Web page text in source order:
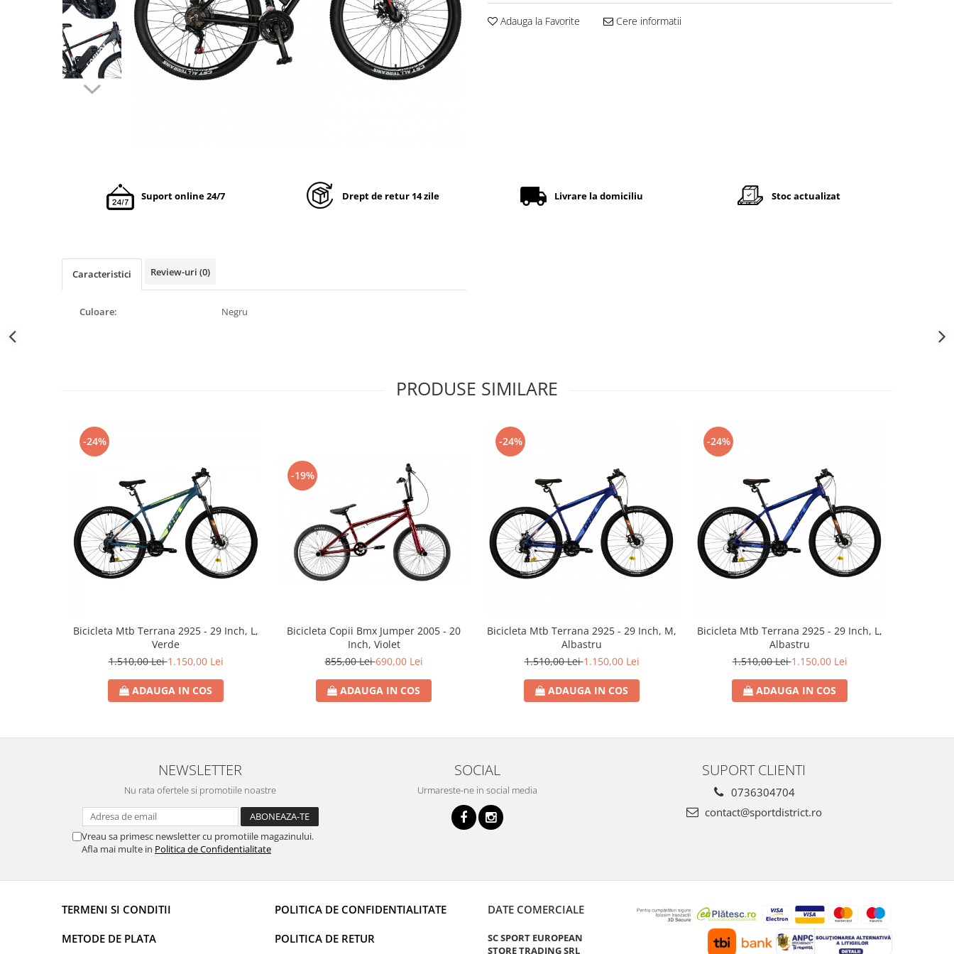
Adauga la Favorite Cere informatii
Suport online 24/7 Drept de retur 14 zile Livrare la domiciliu Stoc actualizat
Caracteristici Review-uri (0)
Culoare: Negru
PRODUSE SIMILARE
-24%
Bicicleta Mtb Terrana 2925 - 29 Inch, L,
Verde
1.510,00 Lei1.150,00 Lei
ADAUGA IN COS
-19%
Bicicleta Copii Bmx Jumper 2005 - 20
Inch, Violet
855,00 Lei690,00 Lei
ADAUGA IN COS
-24%
Bicicleta Mtb Terrana 2925 - 29 Inch, M,
Albastru
1.510,00 Lei1.150,00 Lei
ADAUGA IN COS
-24%
Bicicleta Mtb Terrana 2925 - 29 Inch, L,
Albastru
1.510,00 Lei1.150,00 Lei
ADAUGA IN COS
NEWSLETTER
Nu rata ofertele si promotiile noastre
Vreau sa primesc newsletter cu promotiile magazinului.
Afla mai multe in Politica de Confidentialitate
SOCIAL
Urmareste-ne in social media
SUPORT CLIENTI
0736304704
contact@sportdistrict.ro
TERMENI SI CONDITII
METODE DE PLATA
POLITICA DE CONFIDENTIALITATE
POLITICA DE RETUR
DATE COMERCIALE
SC SPORT EUROPEAN
STORE TRADING SRL